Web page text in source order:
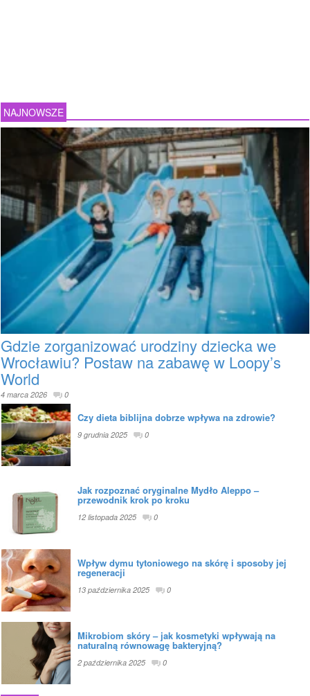
NAJNOWSZE
Gdzie zorganizować urodziny dziecka we
Wrocławiu? Postaw na zabawę w Loopy’s
World
4 marca 2026 0
Czy dieta biblijna dobrze wpływa na zdrowie?
9 grudnia 2025 0
Jak rozpoznać oryginalne Mydło Aleppo –
przewodnik krok po kroku
12 listopada 2025 0
Wpływ dymu tytoniowego na skórę i sposoby jej
regeneracji
13 października 2025 0
Mikrobiom skóry – jak kosmetyki wpływają na
naturalną równowagę bakteryjną?
2 października 2025 0